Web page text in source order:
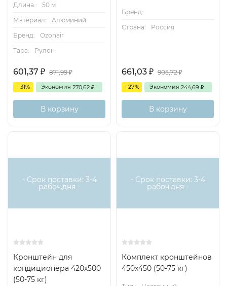
Длина.:
50 м
Материал:
Алюминий
Бренд:
Ozonair
Тара:
Рулон
601,37 ₽ 871,99₽
- 31% Экономия 270,62 ₽
В корзину
Бренд:
Страна:
Россия
661,03 ₽ 905,72₽
- 27% Экономия 244,69 ₽
В корзину
- Срок поставки: 3-4
рабоч.дня -
Кронштейн для
кондиционера 420х500
(50-75 кг)
- Срок поставки: 3-4
рабоч.дня -
Комплект кронштейнов
450х450 (50-75 кг)